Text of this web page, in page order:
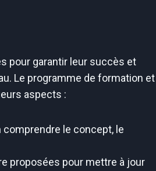
pour garantir leur succès et
Le programme de formation et
aspects :
le concept, le
proposées pour mettre à jour